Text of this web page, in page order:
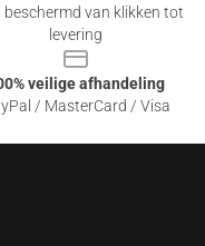
van klikken tot
levering
veilige afhandeling
/ MasterCard / Visa